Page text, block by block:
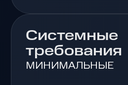
Системные
требования
МИНИМАЛЬНЫЕ